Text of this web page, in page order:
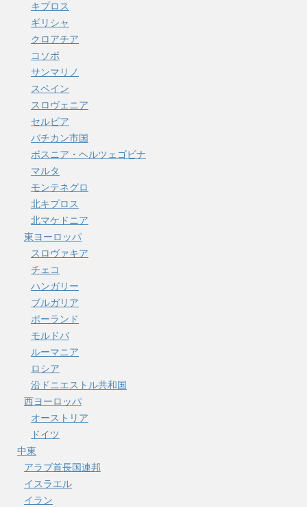
キプロス
ギリシャ
クロアチア
コソボ
サンマリノ
スペイン
スロヴェニア
セルビア
バチカン市国
ボスニア・ヘルツェゴビナ
マルタ
モンテネグロ
北キプロス
北マケドニア
東ヨーロッパ
スロヴァキア
チェコ
ハンガリー
ブルガリア
ポーランド
モルドバ
ルーマニア
ロシア
沿ドニエストル共和国
西ヨーロッパ
オーストリア
ドイツ
中東
アラブ首長国連邦
イスラエル
イラン